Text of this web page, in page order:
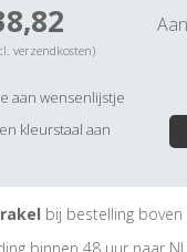
verzendkosten)
aan wensenlijstje
kleurstaal aan
bij bestelling boven